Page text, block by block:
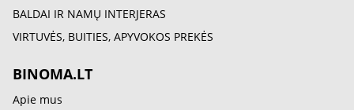
BALDAI IR NAMŲ INTERJERAS
VIRTUVĖS, BUITIES, APYVOKOS PREKĖS
BINOMA.LT
Apie mus